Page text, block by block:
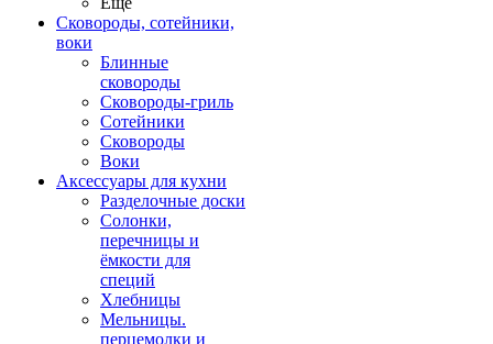
Сковороды, сотейники,
воки
Блинные
сковороды
Сковороды-гриль
Сотейники
Сковороды
Воки
Аксессуары для кухни
Разделочные доски
Солонки,
перечницы и
ёмкости для
специй
Хлебницы
Мельницы.
перцемолки и